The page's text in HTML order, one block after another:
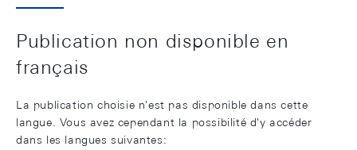
Publication non disponible en
français
La publication choisie n'est pas disponible dans cette
langue. Vous avez cependant la possibilité d'y accéder
dans les langues suivantes: